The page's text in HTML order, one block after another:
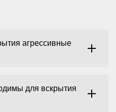
агрессивные
для вскрытия